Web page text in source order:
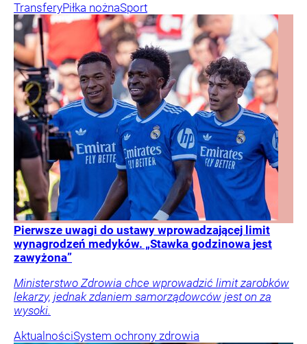
TransferyPiłka nożnaSport
Pierwsze uwagi do ustawy wprowadzającej limit
wynagrodzeń medyków. „Stawka godzinowa jest
zawyżona”
Ministerstwo Zdrowia chce wprowadzić limit zarobków
lekarzy, jednak zdaniem samorządowców jest on za
wysoki.
AktualnościSystem ochrony zdrowia